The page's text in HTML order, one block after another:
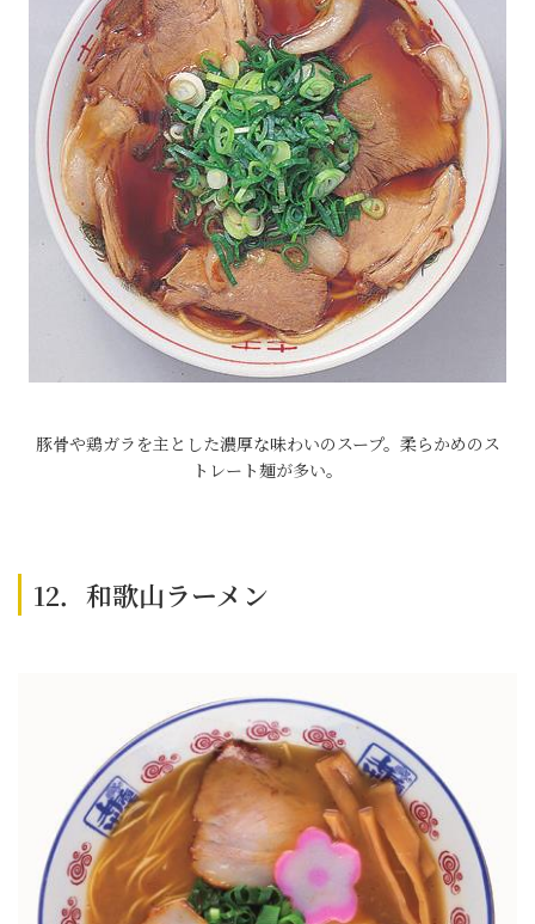
豚骨や鶏ガラを主とした濃厚な味わいのスープ。柔らかめのス
トレート麺が多い。
12．和歌山ラーメン